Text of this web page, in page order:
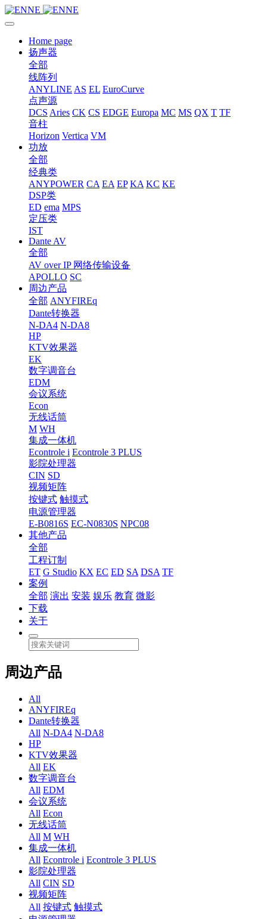
Home page
扬声器
全部
线阵列
ANYLINE AS EL EuroCurve
点声源
DCS Aries CK CS EDGE Europa MC MS QX T TF
音柱
Horizon Vertica VM
功放
全部
经典类
ANYPOWER CA EA EP KA KC KE
DSP类
ED ema MPS
定压类
IST
Dante AV
全部
AV over IP 网络传输设备
APOLLO SC
周边产品
全部 ANYFIREq
Dante转换器
N-DA4 N-DA8
HP
KTV效果器
EK
数字调音台
EDM
会议系统
Econ
无线话筒
M WH
集成一体机
Econtrole i Econtrole 3 PLUS
影院处理器
CIN SD
视频矩阵
按键式 触摸式
电源管理器
E-B0816S EC-N0830S NPC08
其他产品
全部
工程订制
ET G Studio KX EC ED SA DSA TF
案例
全部 演出 安装 娱乐 教育 微影
下载
关于
周边产品
All
ANYFIREq
Dante转换器
All N-DA4 N-DA8
HP
KTV效果器
All EK
数字调音台
All EDM
会议系统
All Econ
无线话筒
All M WH
集成一体机
All Econtrole i Econtrole 3 PLUS
影院处理器
All CIN SD
视频矩阵
All 按键式 触摸式